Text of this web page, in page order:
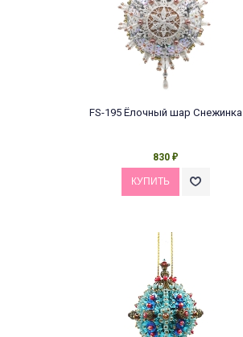
FS-195 Ёлочный шар Снежинка
830 ₽